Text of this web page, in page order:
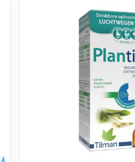
aan te passen.